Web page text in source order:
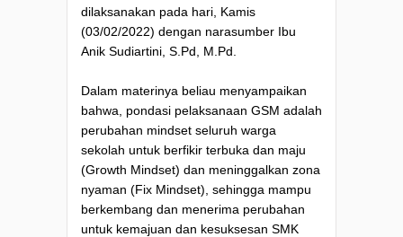
dilaksanakan pada hari, Kamis
(03/02/2022) dengan narasumber Ibu
Anik Sudiartini, S.Pd, M.Pd.
Dalam materinya beliau menyampaikan
bahwa, pondasi pelaksanaan GSM adalah
perubahan mindset seluruh warga
sekolah untuk berfikir terbuka dan maju
(Growth Mindset) dan meninggalkan zona
nyaman (Fix Mindset), sehingga mampu
berkembang dan menerima perubahan
untuk kemajuan dan kesuksesan SMK